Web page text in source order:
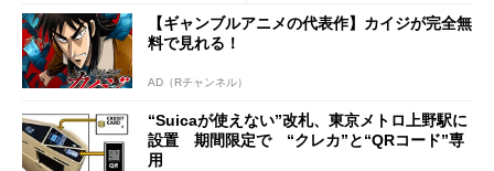
【ギャンブルアニメの代表作】カイジが完全無
料で見れる！
AD（Rチャンネル）
“Suicaが使えない”改札、東京メトロ上野駅に
設置 期間限定で “クレカ”と“QRコード”専
用